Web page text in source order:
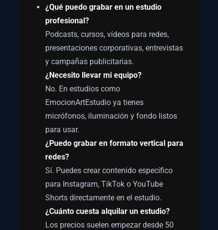
¿Qué puedo grabar en un estudio
profesional?
Podcasts, cursos, vídeos para redes,
presentaciones corporativas, entrevistas
y campañas publicitarias.
¿Necesito llevar mi equipo?
No. En estudios como
EmocionArtEstudio ya tienes
micrófonos, iluminación y fondo listos
para usar.
¿Puedo grabar en formato vertical para
redes?
Sí. Puedes crear contenido específico
para Instagram, TikTok o YouTube
Shorts directamente en el estudio.
¿Cuánto cuesta alquilar un estudio?
Los precios suelen empezar desde 50